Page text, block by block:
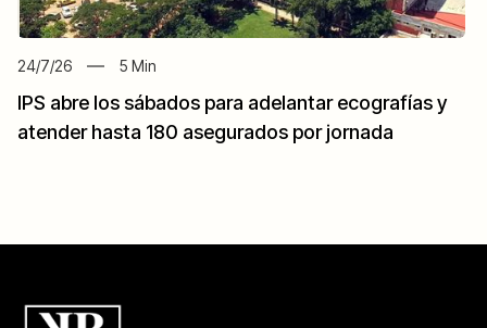
24/7/26 5 Min
IPS abre los sábados para adelantar ecografías y
atender hasta 180 asegurados por jornada